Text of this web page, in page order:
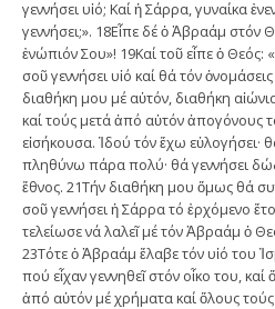
γεννήσει υἱό; Καί ἡ Σάρρα, γυναίκα
γεννήσει;». 18Εἶπε δέ ὁ Ἀβραάμ στόν
ἐνώπιόν Σου»! 19Καί τοῦ εἶπε ὁ
σοῦ γεννήσει υἱό καί θά τόν
διαθήκη μου μέ αὐτόν, διαθήκη
καί τούς μετά ἀπό αὐτόν ἀπογόνους
εἰσήκουσα. Ἰδού τόν ἔχω εὐλογήσει·
πληθύνω πάρα πολύ· θά γεννήσει
ἔθνος. 21Τήν διαθήκη μου ὅμως θά
σοῦ γεννήσει ἡ Σάρρα τό ἐρχόμενο
τελείωσε νά λαλεῖ μέ τόν Ἀβραάμ ὁ
23Τότε ὁ Ἀβραάμ ἔλαβε τόν υἱό του
πού εἶχαν γεννηθεῖ στόν οἶκο του,
ἀπό αὐτόν μέ χρήματα καί ὅλους